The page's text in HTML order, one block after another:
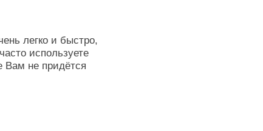
легко и быстро,
используете
Вам не придётся